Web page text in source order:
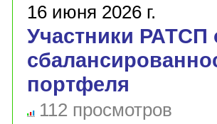
16 июня 2026 г.
Участники РАТСП
портфеля
112 просмотров